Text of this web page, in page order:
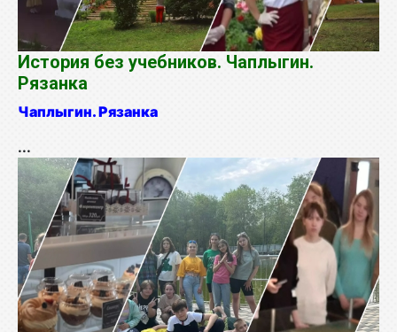
История без учебников. Чаплыгин.
Рязанка
Чаплыгин. Рязанка
...